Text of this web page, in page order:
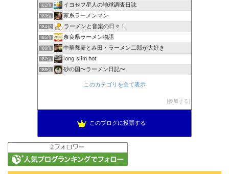
182位 イヨセフ星人の地球調査日誌
183位 家系ラーメンマン
184位 ラーメンと音楽の日々！
185位 奈良県ラーメン物語
186位 中華蕎麦とみ田・ラーメン二郎が大好き
187位 long slim hot
188位 砂の国〜ラーメン日記〜
このカテゴリを全て表示
参加する
このブログに投票する